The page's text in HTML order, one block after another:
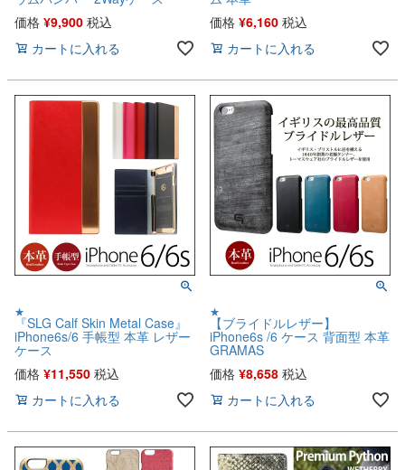
価格 ¥9,900 税込
カートに入れる
価格 ¥6,160 税込
カートに入れる
★
『SLG Calf Skin Metal Case』
iPhone6s/6 手帳型 本革 レザー
ケース
価格 ¥11,550 税込
カートに入れる
★
【ブライドルレザー】
iPhone6s /6 ケース 背面型 本革
GRAMAS
価格 ¥8,658 税込
カートに入れる